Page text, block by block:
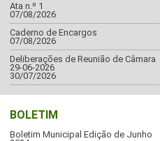
Ata n.º 1
07/08/2026
Caderno de Encargos
07/08/2026
Deliberações de Reunião de Câmara
29-06-2026
30/07/2026
BOLETIM
Boletim Municipal Edição de Junho